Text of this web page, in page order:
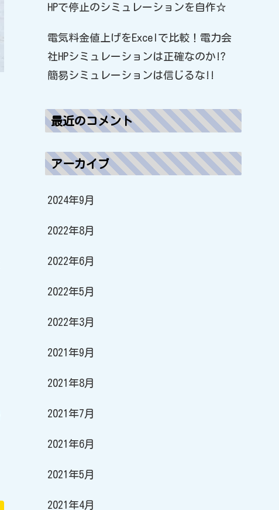
HPで停止のシミュレーションを自作☆
電気料金値上げをExcelで比較！電力会
社HPシミュレーションは正確なのか!?
簡易シミュレーションは信じるな!!
最近のコメント
アーカイブ
2024年9月
2022年8月
2022年6月
2022年5月
2022年3月
2021年9月
2021年8月
2021年7月
2021年6月
2021年5月
2021年4月